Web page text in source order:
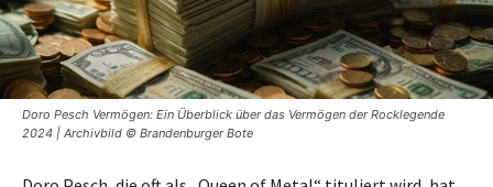
Doro Pesch Vermögen: Ein Überblick über das Vermögen der Rocklegende
2024 | Archivbild © Brandenburger Bote